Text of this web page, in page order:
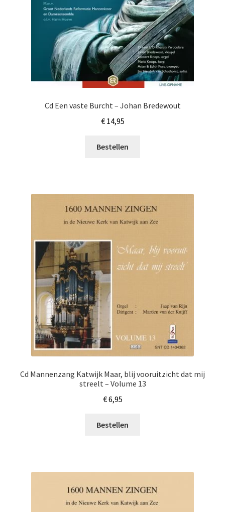
Cd Een vaste Burcht – Johan Bredewout
€14,95
Bestellen
Cd Mannenzang Katwijk Maar, blij vooruitzicht dat mij
streelt – Volume 13
€6,95
Bestellen